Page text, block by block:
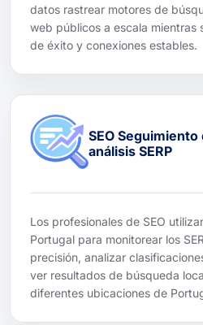
datos rastrear motores de
web públicos a escala mientras
de éxito y conexiones estables.
SEO
análisis SERP
Los profesionales de SEO
Portugal para monitorear los
precisión, analizar
ver resultados de búsqueda
diferentes ubicaciones de